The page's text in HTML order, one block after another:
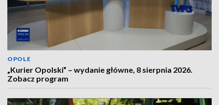
OPOLE
„Kurier Opolski” – wydanie główne, 8 sierpnia 2026.
Zobacz program